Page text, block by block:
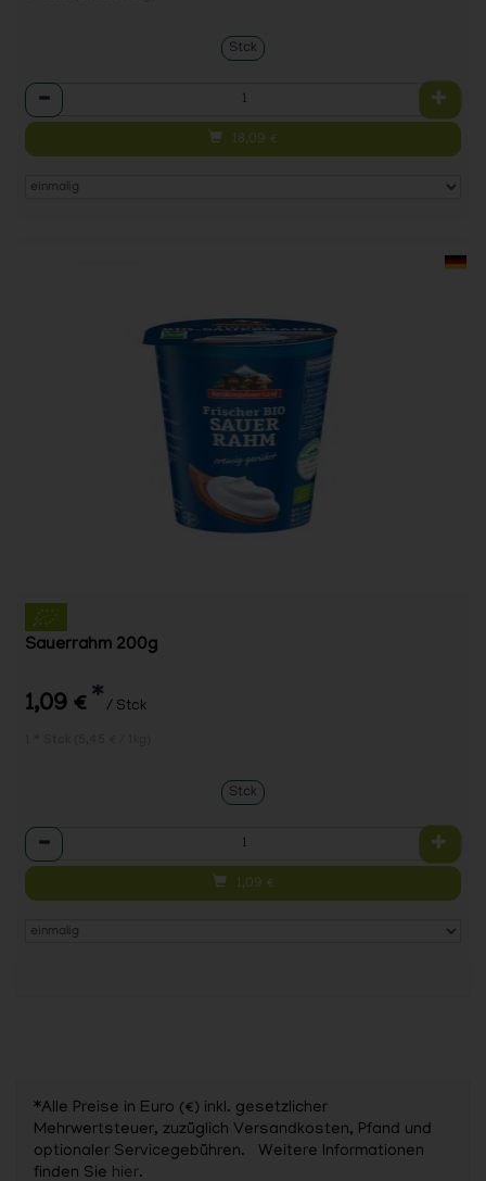
Stck
Anzahl
18,09 €
Sauerrahm 200g
1,09 € * / Stck
Stck
Anzahl
1,09 €
*Alle Preise in Euro (€) inkl. gesetzlicher
Mehrwertsteuer, zuzüglich Versandkosten, Pfand und
optionaler Servicegebühren. Weitere Informationen
finden Sie hier.